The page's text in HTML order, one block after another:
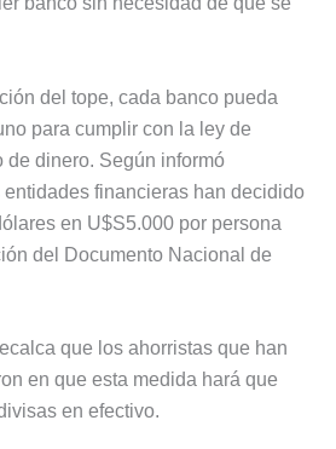
del tope, cada banco pueda
para cumplir con la ley de
de dinero. Según informó
financieras han decidido
en U$S5.000 por persona
del Documento Nacional de
que los ahorristas que han
en que esta medida hará que
en efectivo.